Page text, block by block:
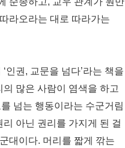
라오라는 대로 따라가는
인권, 교문을 넘다’라는 책을
의 많은 사람이 염색을 하고
를 넘는 행동이라는 수군거림
리 아닌 권리를 가지게 된 걸
대이다. 머리를 짧게 깎는